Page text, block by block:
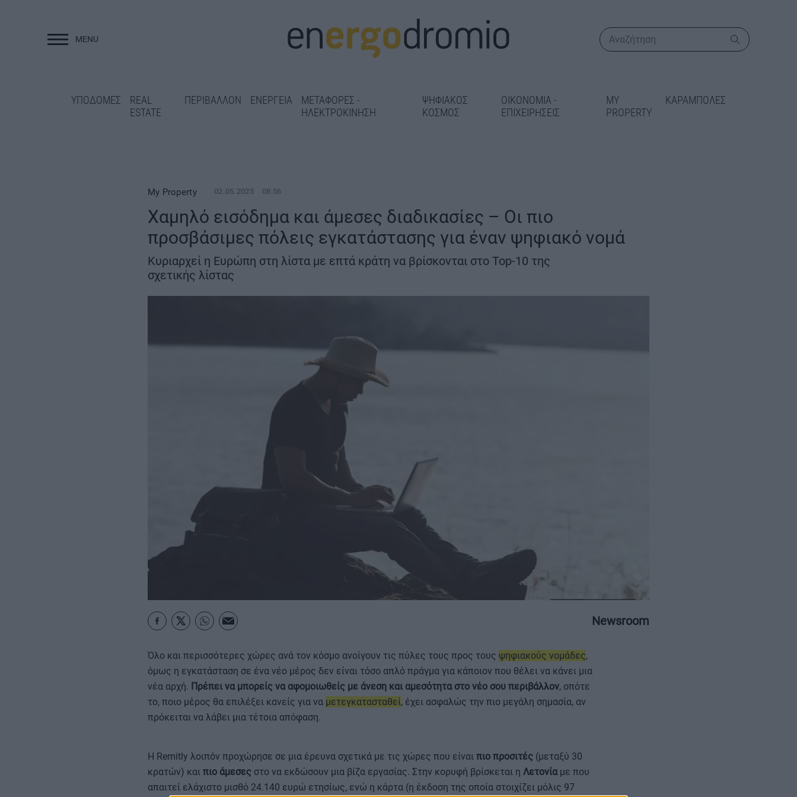
MENU
ΥΠΟΔΟΜΕΣ
REAL
ESTATE
ΠΕΡΙΒΑΛΛΟΝ ΕΝΕΡΓΕΙΑ
ΜΕΤΑΦΟΡΕΣ -
ΗΛΕΚΤΡΟΚΙΝΗΣΗ
ΨΗΦΙΑΚΟΣ
ΚΟΣΜΟΣ
ΟΙΚΟΝΟΜΙΑ -
ΕΠΙΧΕΙΡΗΣΕΙΣ
MY
PROPERTY
ΚΑΡΑΜΠΟΛΕΣ
ΥΠΟΔΟΜΕΣ
χρηματοδότηση της ΔΕΘ-
HELEXPO για την ανάπλαση
Γρεβενά: Ολοκληρώνεται η
ασφαλτόστρωση της οδού
Περιβόλι – Αβδέλλα
Μαρούσι: «Λίφτινγκ» σε 14
σχολικές μονάδες πριν από
το πρώτο κουδούνι
Αεροδρόμιο Πάρου: Στο
Εθνικό Πρόγραμμα
Ανάπτυξης με 45,4 εκατ.
ΜΕΤΑΦΟΡΕΣ - ΗΛΕΚΤΡΟΚΙΝΗΣΗ
ΟΙΚΟΝΟΜΙΑ - ΕΠΙΧΕΙΡΗΣΕΙΣ
ΕΠΙΚΟΙΝΩΝΙΑ ΤΑΥΤΟΤΗΤΑ
My Property 02.05.2025 08:56
Χαμηλό εισόδημα και άμεσες διαδικασίες – Οι πιο
προσβάσιμες πόλεις εγκατάστασης για έναν ψηφιακό νομά
Κυριαρχεί η Ευρώπη στη λίστα με επτά κράτη να βρίσκονται στο Top-10 της
σχετικής λίστας
Newsroom
Όλο και περισσότερες χώρες ανά τον κόσμο ανοίγουν τις πύλες τους προς τους ψηφιακούς νομάδες,
όμως η εγκατάσταση σε ένα νέο μέρος δεν είναι τόσο απλό πράγμα για κάποιον που θέλει να κάνει μια
νέα αρχή. Πρέπει να μπορείς να αφομοιωθείς με άνεση και αμεσότητα στο νέο σου περιβάλλον, οπότε
το, ποιο μέρος θα επιλέξει κανείς για να μετεγκατασταθεί, έχει ασφαλώς την πιο μεγάλη σημασία, αν
πρόκειται να λάβει μια τέτοια απόφαση.
Η Remitly λοιπόν προχώρησε σε μια έρευνα σχετικά με τις χώρες που είναι πιο προσιτές(μεταξύ 30
κρατών) και πιο άμεσεςστο να εκδώσουν μια βίζα εργασίας. Στην κορυφή βρίσκεται η Λετονίαμε που
απαιτεί ελάχιστο μισθό 24.140 ευρώ ετησίως, ενώ η κάρτα (η έκδοση της οποία στοιχίζει μόλις 97